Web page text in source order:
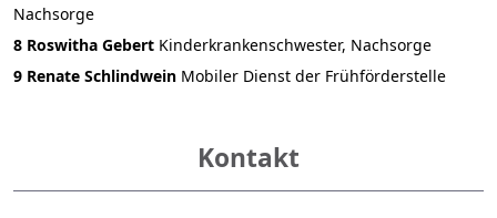
Nachsorge
8 Roswitha Gebert ​​​​​​​Kinderkrankenschwester, Nachsorge
9 Renate Schlindwein ​​​​​​​ Mobiler Dienst der Frühförderstelle
Kontakt